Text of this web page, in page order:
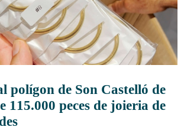
polígon de Son Castelló de
115.000 peces de joieria de